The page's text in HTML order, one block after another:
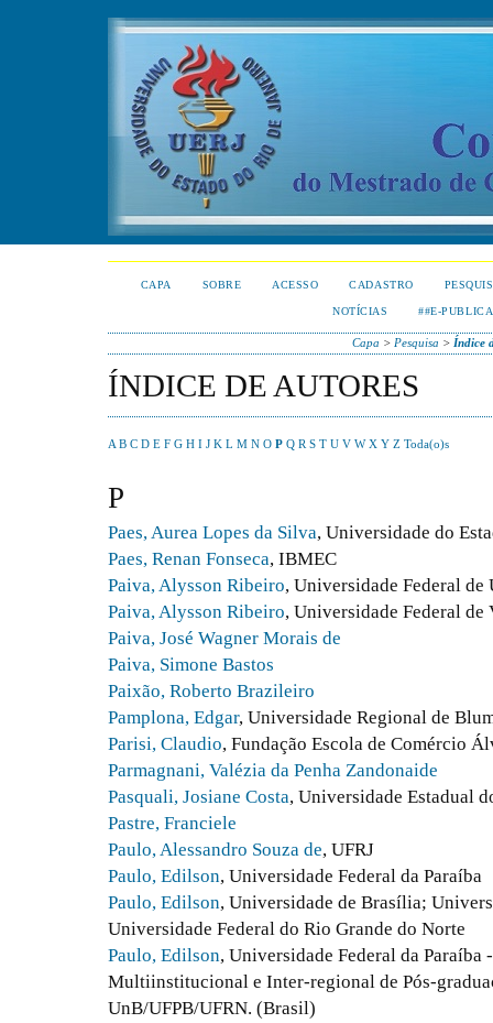
CAPA SOBRE ACESSO CADASTRO
NOTÍCIAS ##E-
Capa > Pesquisa > Índice
ÍNDICE DE AUTORES
A B C D E F G H I J K L M N O P Q R S T U V W X Y Z Toda(o)s
P
Paes, Aurea Lopes da Silva, Universidade do
Paes, Renan Fonseca, IBMEC
Paiva, Alysson Ribeiro, Universidade Federal de
Paiva, Alysson Ribeiro, Universidade Federal de
Paiva, José Wagner Morais de
Paiva, Simone Bastos
Paixão, Roberto Brazileiro
Pamplona, Edgar, Universidade Regional de
Parisi, Claudio, Fundação Escola de Comércio
Parmagnani, Valézia da Penha Zandonaide
Pasquali, Josiane Costa, Universidade Estadual
Pastre, Franciele
Paulo, Alessandro Souza de, UFRJ
Paulo, Edilson, Universidade Federal da Paraíba
Paulo, Edilson, Universidade de Brasília;
Universidade Federal do Rio Grande do Norte
Paulo, Edilson, Universidade Federal da Paraíba
Multiinstitucional e Inter-regional de Pós-
UnB/UFPB/UFRN. (Brasil)